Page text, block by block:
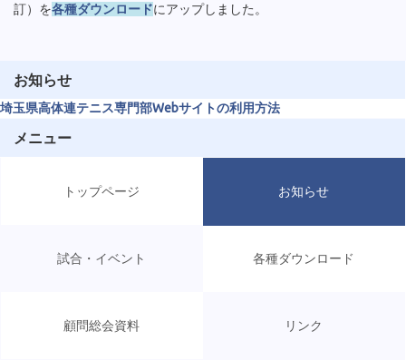
訂）を各種ダウンロードにアップしました。
お知らせ
埼玉県高体連テニス専門部Webサイトの利用方法
メニュー
トップページ お知らせ
試合・イベント 各種ダウンロード
顧問総会資料 リンク